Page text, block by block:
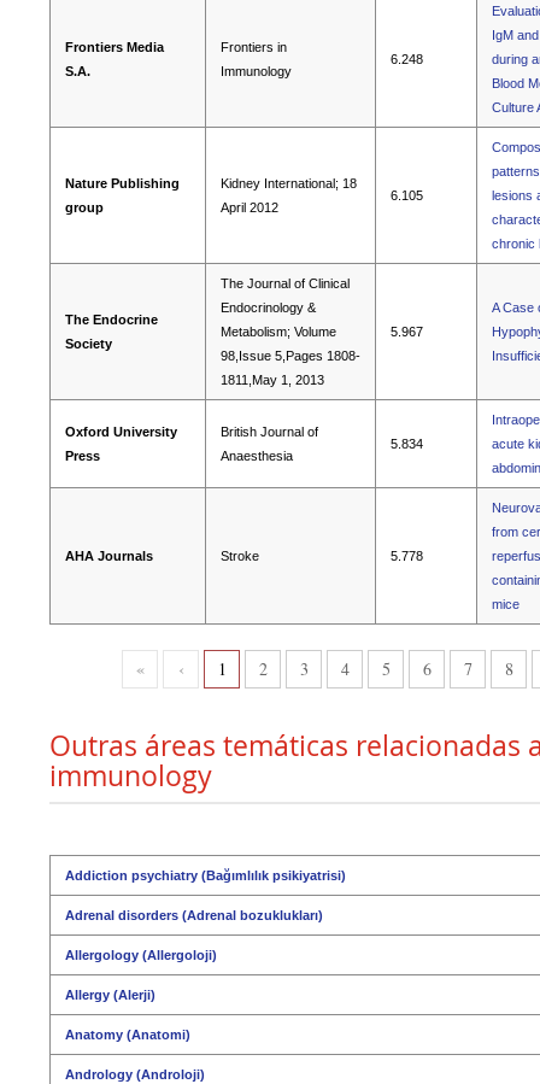
Frontiers Media
S.A.
Frontiers in
Immunology
6.248
IgM
during
Blood
Culture
Nature Publishing
group
Kidney International; 18
April 2012
6.105
lesions
chronic
The Endocrine
Society
The Journal of Clinical
Endocrinology &
Metabolism; Volume
98,Issue 5,Pages 1808-
1811,May 1, 2013
5.967
A Case
Oxford University
Press
British Journal of
Anaesthesia
5.834
acute
AHA Journals Stroke 5.778
from
mice
« ‹ 1 2 3 4 5 6 7 8
Outras áreas temáticas relacionadas
immunology
Addiction psychiatry (Bağımlılık psikiyatrisi)
Adrenal disorders (Adrenal bozuklukları)
Allergology (Allergoloji)
Allergy (Alerji)
Anatomy (Anatomi)
Andrology (Androloji)